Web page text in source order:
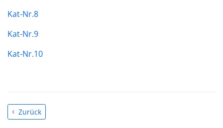
Kat-Nr.8
Kat-Nr.9
Kat-Nr.10
Zurück